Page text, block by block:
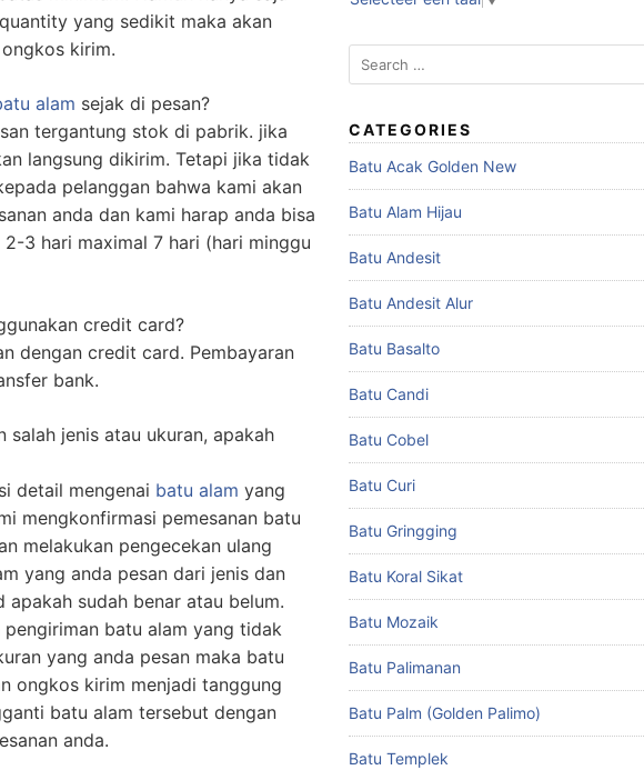
yang sedikit maka akan
kirim.
alam sejak di pesan?
tergantung stok di pabrik. jika
langsung dikirim. Tetapi jika tidak
pelanggan bahwa kami akan
anda dan kami harap anda bisa
3 hari maximal 7 hari (hari minggu
credit card?
dengan credit card. Pembayaran
bank.
salah jenis atau ukuran, apakah
detail mengenai batu alam yang
mengkonfirmasi pemesanan batu
melakukan pengecekan ulang
yang anda pesan dari jenis dan
sudah benar atau belum.
batu alam yang tidak
yang anda pesan maka batu
ongkos kirim menjadi tanggung
batu alam tersebut dengan
anda.
Search
for:
CATEGORIES
Batu Acak Golden New
Batu Alam Hijau
Batu Andesit
Batu Andesit Alur
Batu Basalto
Batu Candi
Batu Cobel
Batu Curi
Batu Gringging
Batu Koral Sikat
Batu Mozaik
Batu Palimanan
Batu Palm (Golden Palimo)
Batu Templek